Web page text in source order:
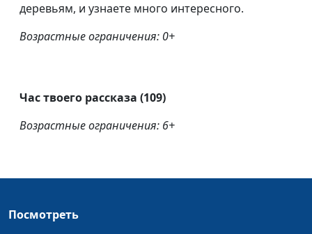
деревьям, и узнаете много интересного.
Возрастные ограничения: 0+
Час твоего рассказа (109)
Возрастные ограничения: 6+
Посмотреть